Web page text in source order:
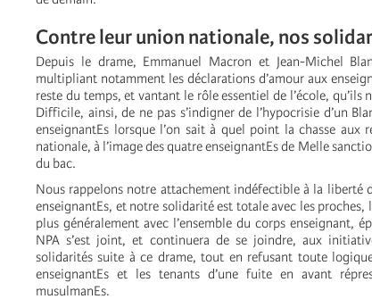
Contre leur union nationale, nos
Depuis le drame, Emmanuel Macron et Jean-Michel
multipliant notamment les déclarations d’amour aux
reste du temps, et vantant le rôle essentiel de l’école, qu’ils
Difficile, ainsi, de ne pas s’indigner de l’hypocrisie d’un
enseignantEs lorsque l’on sait à quel point la chasse aux
nationale, à l’image des quatre enseignantEs de Melle
du bac.
Nous rappelons notre attachement indéfectible à la liberté
enseignantEs, et notre solidarité est totale avec les proches,
plus généralement avec l’ensemble du corps enseignant,
NPA s’est joint, et continuera de se joindre, aux
solidarités suite à ce drame, tout en refusant toute
enseignantEs et les tenants d’une fuite en avant
musulmanEs.